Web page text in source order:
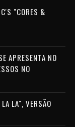
"CORES &
APRESENTA NO
NO
LA", VERSÃO